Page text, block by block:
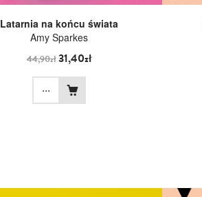
Latarnia na końcu świata
Amy Sparkes
44,90zł31,40zł
...